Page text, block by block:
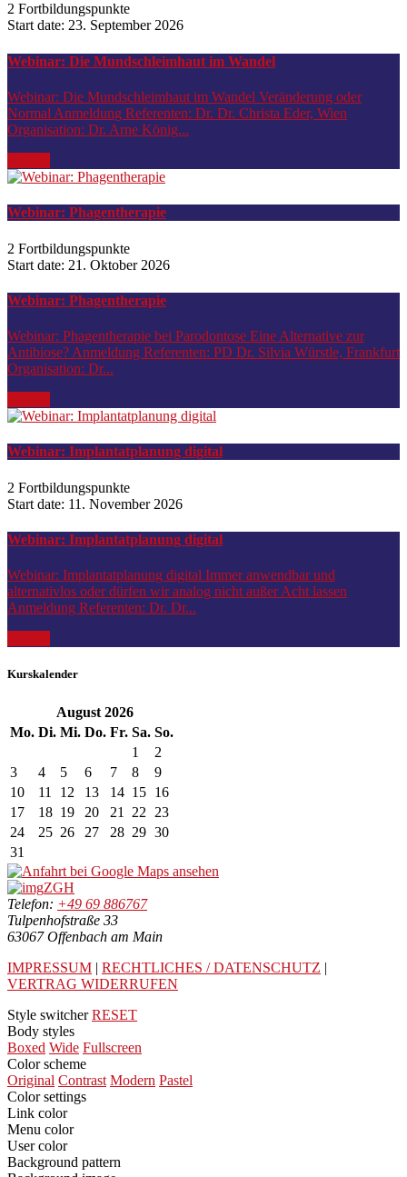
2 Fortbildungspunkte
Start date: 23. September 2026
Webinar: Die Mundschleimhaut im Wandel
Webinar: Die Mundschleimhaut im Wandel Veränderung oder
Normal Anmeldung Referenten: Dr. Dr. Christa Eder, Wien
Organisation: Dr. Arne König...
Webinar: Phagentherapie
2 Fortbildungspunkte
Start date: 21. Oktober 2026
Webinar: Phagentherapie
Webinar: Phagentherapie bei Parodontose Eine Alternative zur
Antibiose? Anmeldung Referenten: PD Dr. Silvia Würstle, Frankfurt
Organisation: Dr...
Webinar: Implantatplanung digital
2 Fortbildungspunkte
Start date: 11. November 2026
Webinar: Implantatplanung digital
Webinar: Implantatplanung digital Immer anwendbar und
alternativlos oder dürfen wir analog nicht außer Acht lassen
Anmeldung Referenten: Dr. Dr...
Kurskalender
August2026
Mo. Di. Mi. Do. Fr. Sa. So.
1
2
3
4 5 6 7 8
9
10
11 12 13 14 15 16
17
18 19 20 21 22 23
24
25 26 27 28 29 30
31
ZGH
Telefon: +49 69 886767
Tulpenhofstraße 33
63067 Offenbach am Main
IMPRESSUM
RECHTLICHES / DATENSCHUTZ
VERTRAG WIDERRUFEN
Style switcher RESET
Body styles
Boxed Wide Fullscreen
Color scheme
Original Contrast Modern Pastel
Color settings
Link color
Menu color
User color
Background pattern